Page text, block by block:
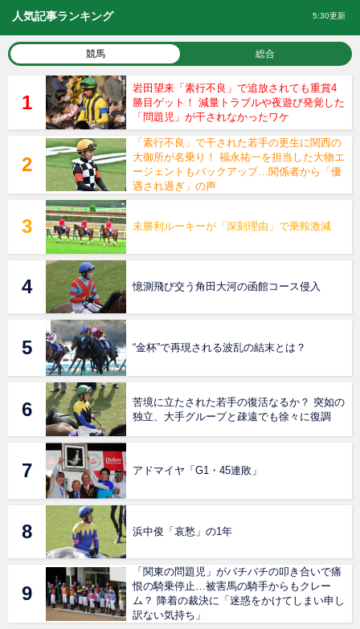
人気記事ランキング 5:30更新
競馬 総合
岩田望来「素行不良」で追放されても重賞4
勝目ゲット！ 減量トラブルや夜遊び発覚した
「問題児」が干されなかったワケ
「素行不良」で干された若手の更生に関西の
大御所が名乗り！ 福永祐一を担当した大物エ
ージェントもバックアップ…関係者から「優
遇され過ぎ」の声
未勝利ルーキーが「深刻理由」で乗鞍激減
憶測飛び交う角田大河の函館コース侵入
“金杯”で再現される波乱の結末とは？
苦境に立たされた若手の復活なるか？ 突如の
独立、大手グループと疎遠でも徐々に復調
アドマイヤ「G1・45連敗」
浜中俊「哀愁」の1年
「関東の問題児」がバチバチの叩き合いで痛
恨の騎乗停止…被害馬の騎手からもクレー
ム？ 降着の裁決に「迷惑をかけてしまい申し
訳ない気持ち」